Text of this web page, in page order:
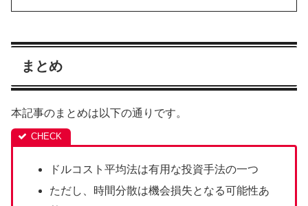
まとめ
本記事のまとめは以下の通りです。
ドルコスト平均法は有用な投資手法の一つ
ただし、時間分散は機会損失となる可能性あ